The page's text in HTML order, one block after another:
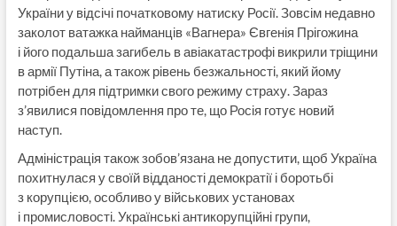
України у відсічі початковому натиску Росії. Зовсім недавно
заколот ватажка найманців «Вагнера» Євгенія Прігожина
і його подальша загибель в авіакатастрофі викрили тріщини
в армії Путіна, а також рівень безжальності, який йому
потрібен для підтримки свого режиму страху. Зараз
з’явилися повідомлення про те, що Росія готує новий
наступ.
Адміністрація також зобов’язана не допустити, щоб Україна
похитнулася у своїй відданості демократії і боротьбі
з корупцією, особливо у військових установах
і промисловості. Українські антикорупційні групи,